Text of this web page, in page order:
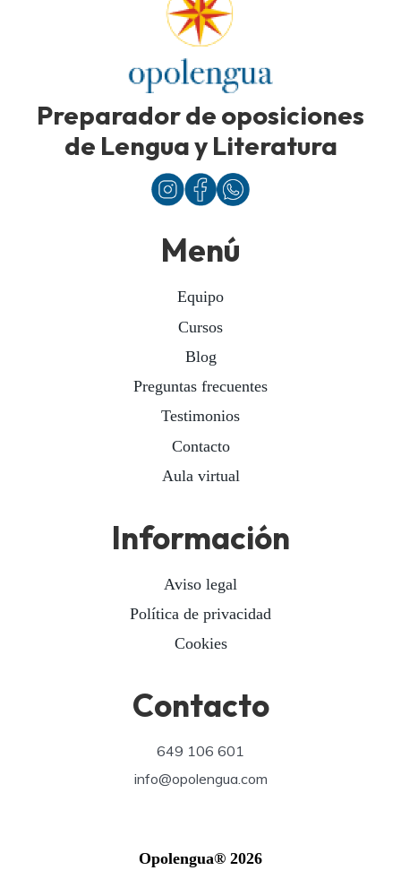
Preparador de oposiciones
de Lengua y Literatura
Menú
Equipo
Cursos
Blog
Preguntas frecuentes
Testimonios
Contacto
Aula virtual
Información
Aviso legal
Política de privacidad
Cookies
Contacto
649 106 601
info@opolengua.com
Opolengua® 2026